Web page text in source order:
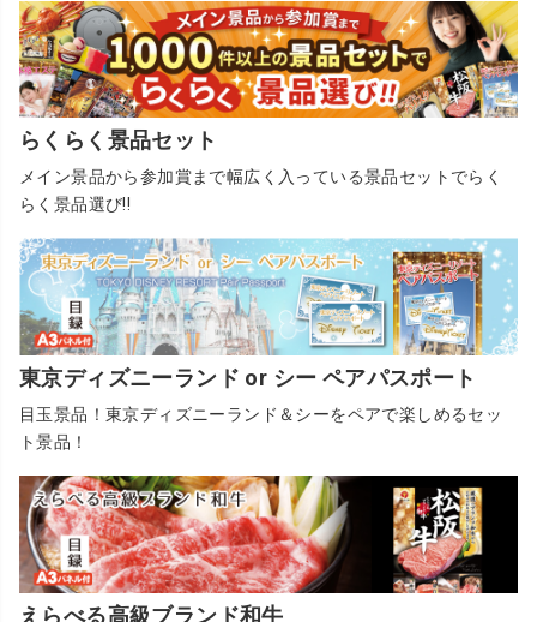
らくらく景品セット
メイン景品から参加賞まで幅広く入っている景品セットでらく
らく景品選び!!
東京ディズニーランド or シー ペアパスポート
目玉景品！東京ディズニーランド＆シーをペアで楽しめるセッ
ト景品！
えらべる高級ブランド和牛